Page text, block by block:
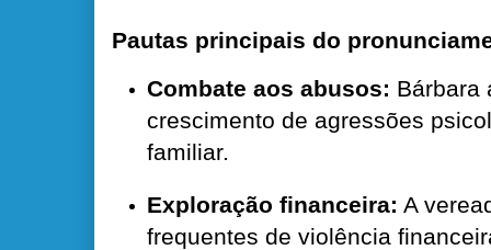
Pautas principais do
Combate aos abusos: Bárbara
crescimento de agressões
familiar.
Exploração financeira: A
frequentes de violência